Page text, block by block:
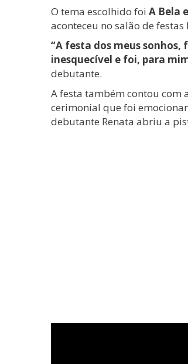
O tema escolhido foi A Bela
aconteceu no salão de festas
“A festa dos meus
inesquecível e foi, para
debutante.
A festa também contou com
cerimonial que foi
debutante Renata abriu a